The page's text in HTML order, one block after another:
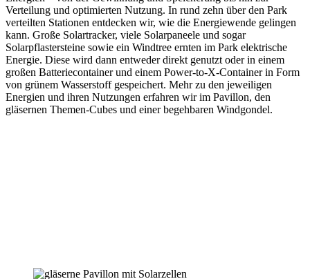
Verteilung und optimierten Nutzung. In rund zehn über den Park
verteilten Stationen entdecken wir, wie die Energiewende gelingen
kann. Große Solartracker, viele Solarpaneele und sogar
Solarpflastersteine sowie ein Windtree ernten im Park elektrische
Energie. Diese wird dann entweder direkt genutzt oder in einem
großen Batteriecontainer und einem Power-to-X-Container in Form
von grünem Wasserstoff gespeichert. Mehr zu den jeweiligen
Energien und ihren Nutzungen erfahren wir im Pavillon, den
gläsernen Themen-Cubes und einer begehbaren Windgondel.